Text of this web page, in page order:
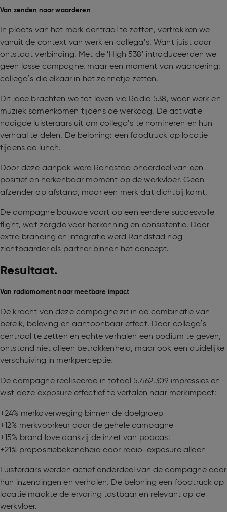
Van zenden naar waarderen
In plaats van het merk centraal te zetten, vertrokken we
vanuit de context van werk en collega’s. Want juist daar
ontstaat verbinding. Met de ‘High 538’ introduceerden we
geen losse campagne, maar een moment van waardering:
collega’s die elkaar in het zonnetje zetten.
Dit idee brachten we tot leven via Radio 538, waar werk en
muziek samenkomen tijdens de werkdag. De activatie
nodigde luisteraars uit om collega’s te nomineren en hun
verhaal te delen. De beloning: een foodtruck op locatie
tijdens de lunch.
Door deze aanpak werd Randstad onderdeel van een
positief en herkenbaar moment op de werkvloer. Geen
afzender op afstand, maar een merk dat dichtbij komt.
De campagne bouwde voort op een eerdere succesvolle
flight, wat zorgde voor herkenning en consistentie. Door
extra branding en integratie werd Randstad nog
zichtbaarder als partner binnen het concept.
Resultaat.
Van radiomoment naar meetbare impact
De kracht van deze campagne zit in de combinatie van
bereik, beleving en aantoonbaar effect. Door collega’s
centraal te zetten en echte verhalen een podium te geven,
ontstond niet alleen betrokkenheid, maar ook een duidelijke
verschuiving in merkperceptie.
De campagne realiseerde in totaal 5.462.309 impressies en
wist deze exposure effectief te vertalen naar merkimpact:
+24% merkoverweging binnen de doelgroep
+12% merkvoorkeur door de gehele campagne
+15% brand love dankzij de inzet van podcast
+21% propositiebekendheid door radio-exposure alleen
Luisteraars werden actief onderdeel van de campagne door
hun inzendingen en verhalen. De beloning een foodtruck op
locatie maakte de ervaring tastbaar en relevant op de
werkvloer.